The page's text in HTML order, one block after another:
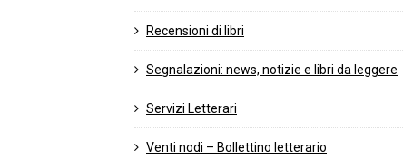
Recensioni di libri
Segnalazioni: news, notizie e libri da leggere
Servizi Letterari
Venti nodi – Bollettino letterario